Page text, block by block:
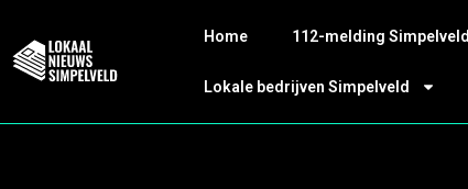
Home 112-melding Simpelveld
Lokale bedrijven Simpelveld